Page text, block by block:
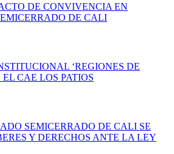
DE CONVIVENCIA EN
DE CALI
‘REGIONES DE
CAE LOS PATIOS
SEMICERRADO DE CALI SE
Y DERECHOS ANTE LA LEY